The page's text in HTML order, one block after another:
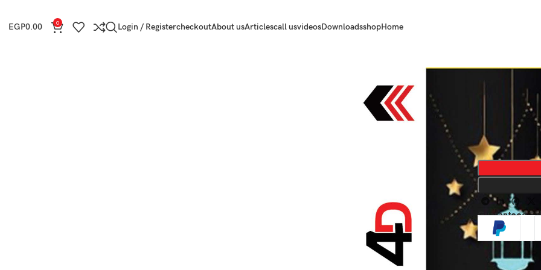
Home
shop
Downloads
videos
call us
Articles
About us
checkout
Login / Register
0
EGP0.00
Guaranteed